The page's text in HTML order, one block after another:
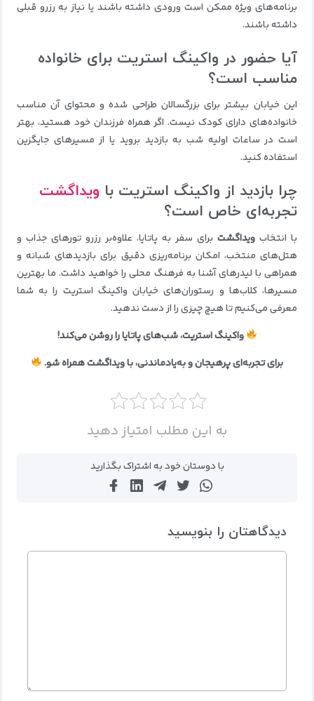
برنامه‌های ویژه ممکن است ورودی داشته باشند یا نیاز به رزرو قبلی
داشته باشند.
آیا حضور در واکینگ استریت برای خانواده
مناسب است؟
این خیابان بیشتر برای بزرگسالان طراحی شده و محتوای آن مناسب
خانواده‌های دارای کودک نیست. اگر همراه فرزندان خود هستید، بهتر
است در ساعات اولیه شب به بازدید بروید یا از مسیرهای جایگزین
استفاده کنید.
چرا بازدید از واکینگ استریت با ویداگشت
تجربه‌ای خاص است؟
با انتخاب ویداگشت برای سفر به پاتایا، علاوه‌بر رزرو تورهای جذاب و
هتل‌های منتخب، امکان برنامه‌ریزی دقیق برای بازدیدهای شبانه و
همراهی با لیدرهای آشنا به فرهنگ محلی را خواهید داشت. ما بهترین
مسیرها، کلاب‌ها و رستوران‌های خیابان واکینگ استریت را به شما
معرفی می‌کنیم تا هیچ چیزی را از دست ندهید.
واکینگ استریت، شب‌های پاتایا را روشن می‌کند!
برای تجربه‌ای پرهیجان و به‌یادماندنی، با ویداگشت همراه شو.
به این مطلب امتیاز دهید
با دوستان خود به اشتراک بگذارید
دیدگاهتان را بنویسید